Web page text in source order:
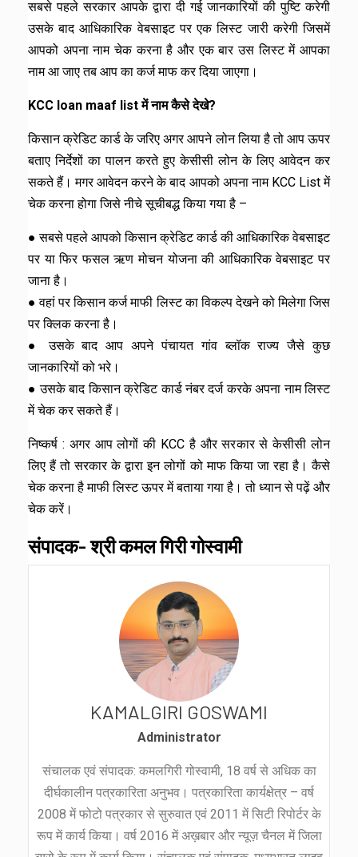
सबसे पहले सरकार आपके द्वारा दी गई जानकारियों की पुष्टि करेगी
उसके बाद आधिकारिक वेबसाइट पर एक लिस्ट जारी करेगी जिसमें
आपको अपना नाम चेक करना है और एक बार उस लिस्ट में आपका
नाम आ जाए तब आप का कर्ज माफ कर दिया जाएगा।
KCC loan maaf list में नाम कैसे देखे?
किसान क्रेडिट कार्ड के जरिए अगर आपने लोन लिया है तो आप ऊपर
बताए निर्देशों का पालन करते हुए केसीसी लोन के लिए आवेदन कर
सकते हैं। मगर आवेदन करने के बाद आपको अपना नाम KCC List में
चेक करना होगा जिसे नीचे सूचीबद्ध किया गया है –
● सबसे पहले आपको किसान क्रेडिट कार्ड की आधिकारिक वेबसाइट
पर या फिर फसल ऋण मोचन योजना की आधिकारिक वेबसाइट पर
जाना है।
● वहां पर किसान कर्ज माफी लिस्ट का विकल्प देखने को मिलेगा जिस
पर क्लिक करना है।
● उसके बाद आप अपने पंचायत गांव ब्लॉक राज्य जैसे कुछ
जानकारियों को भरे।
● उसके बाद किसान क्रेडिट कार्ड नंबर दर्ज करके अपना नाम लिस्ट
में चेक कर सकते हैं।
निष्कर्ष : अगर आप लोगों की KCC है और सरकार से केसीसी लोन
लिए हैं तो सरकार के द्वारा इन लोगों को माफ किया जा रहा है। कैसे
चेक करना है माफी लिस्ट ऊपर में बताया गया है। तो ध्यान से पढ़ें और
चेक करें।
संपादक- श्री कमल गिरी गोस्वामी
KAMALGIRI GOSWAMI
Administrator
संचालक एवं संपादक: कमलगिरी गोस्वामी, 18 वर्ष से अधिक का
दीर्घकालीन पत्रकारिता अनुभव। पत्रकारिता कार्यक्षेत्र – वर्ष
2008 में फोटो पत्रकार से सुरुवात एवं 2011 में सिटी रिपोर्टर के
रूप में कार्य किया। वर्ष 2016 में अख़बार और न्यूज़ चैनल में जिला